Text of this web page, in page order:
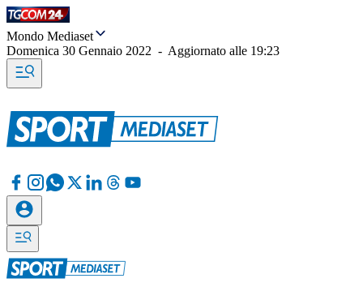
Mondo Mediaset
Domenica 30 Gennaio 2022 - Aggiornato alle 19:23